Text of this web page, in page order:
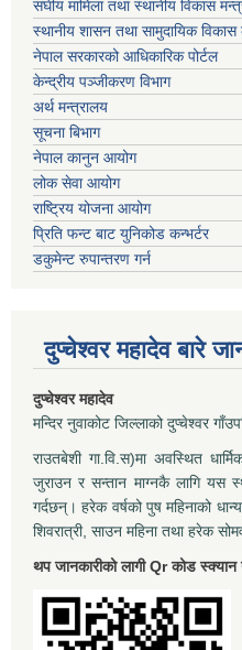
संघीय मामिला तथा स्थानीय विकास
स्थानीय शासन तथा सामुदायिक विकास
नेपाल सरकारको आधिकारिक पोर्टल
केन्द्रीय पञ्जीकरण विभाग
अर्थ मन्त्रालय
सूचना बिभाग
नेपाल कानुन आयोग
लोक सेवा आयोग
राष्ट्रिय योजना आयोग
प्रिति फन्ट बाट युनिकोड कन्भर्टर
डकुमेन्ट रुपान्तरण गर्न
दुप्चेश्वर महादेव बारे
दुप्चेश्वर महादेव
मन्दिर नुवाकोट जिल्लाको दुप्चेश्वर
राउतबेशी गा.वि.स)मा अवस्थित
जुराउन र सन्तान माग्नकै लागि यस
गर्दछन्। हरेक वर्षको पुष महिनाको
शिवरात्री, साउन महिना तथा हरेक
थप जानकारीको लागी Qr कोड स्क्यान